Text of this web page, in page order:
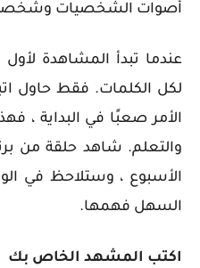
أصوات الشخصيات
عندما تبدأ المشاهدة
لكل الكلمات. فقط حاول
الأمر صعبًا في البداية ،
والتعلم. شاهد حلقة من
الأسبوع ، وستلاحظ في
السهل فهمها.
اكتب المشهد الخاص بك